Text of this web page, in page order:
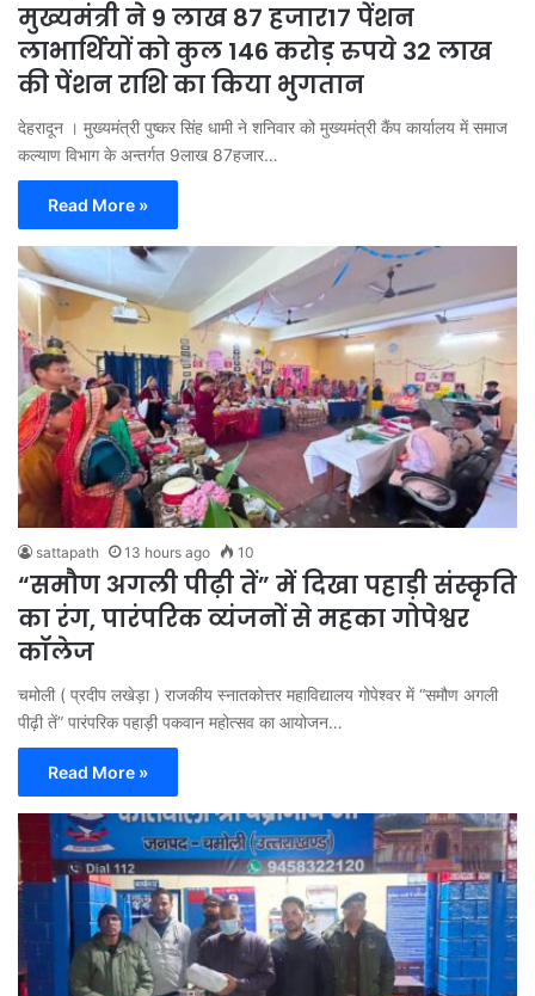
मुख्यमंत्री ने 9 लाख 87 हजार17 पेंशन
लाभार्थियों को कुल 146 करोड़ रुपये 32 लाख
की पेंशन राशि का किया भुगतान
देहरादून । मुख्यमंत्री पुष्कर सिंह धामी ने शनिवार को मुख्यमंत्री कैंप कार्यालय में समाज
कल्याण विभाग के अन्तर्गत 9लाख 87हजार…
Read More »
sattapath 13 hours ago 10
“समौण अगली पीढ़ी तें” में दिखा पहाड़ी संस्कृति
का रंग, पारंपरिक व्यंजनों से महका गोपेश्वर
कॉलेज
चमोली ( प्रदीप लखेड़ा ) राजकीय स्नातकोत्तर महाविद्यालय गोपेश्वर में “समौण अगली
पीढ़ी तें” पारंपरिक पहाड़ी पकवान महोत्सव का आयोजन…
Read More »